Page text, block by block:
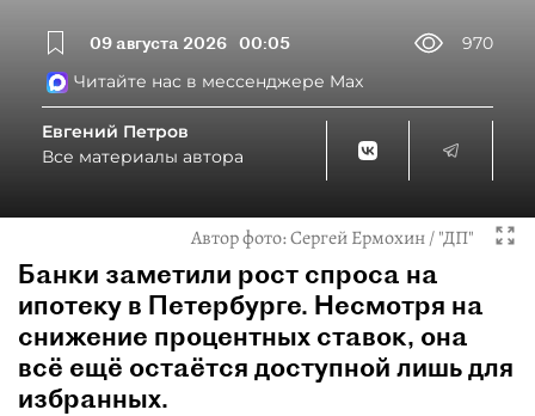
09 августа 2026 00:05
970
Читайте нас в мессенджере Max
Евгений Петров
Все материалы автора
Автор фото:Сергей Ермохин / "ДП"
Банки заметили рост спроса на
ипотеку в Петербурге. Несмотря на
снижение процентных ставок, она
всё ещё остаётся доступной лишь для
избранных.